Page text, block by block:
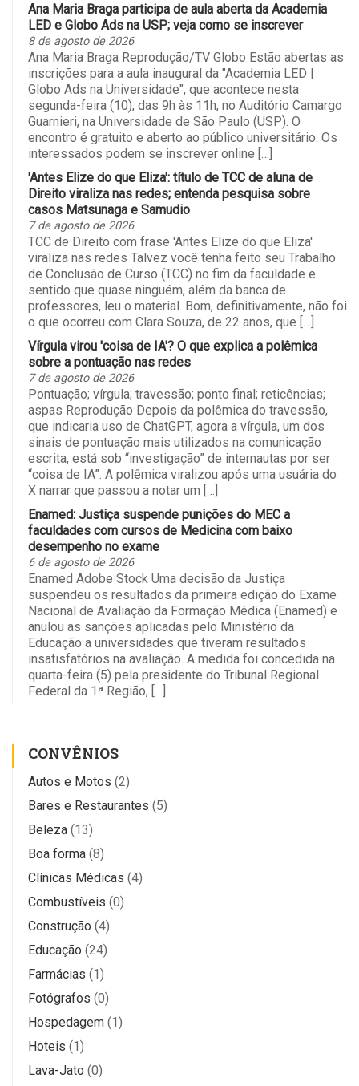
Ana Maria Braga participa de aula aberta da Academia
LED e Globo Ads na USP; veja como se inscrever
8 de agosto de 2026
Ana Maria Braga Reprodução/TV Globo Estão abertas as
inscrições para a aula inaugural da "Academia LED |
Globo Ads na Universidade", que acontece nesta
segunda-feira (10), das 9h às 11h, no Auditório Camargo
Guarnieri, na Universidade de São Paulo (USP). O
encontro é gratuito e aberto ao público universitário. Os
interessados podem se inscrever online […]
'Antes Elize do que Eliza': título de TCC de aluna de
Direito viraliza nas redes; entenda pesquisa sobre
casos Matsunaga e Samudio
7 de agosto de 2026
TCC de Direito com frase 'Antes Elize do que Eliza'
viraliza nas redes Talvez você tenha feito seu Trabalho
de Conclusão de Curso (TCC) no fim da faculdade e
sentido que quase ninguém, além da banca de
professores, leu o material. Bom, definitivamente, não foi
o que ocorreu com Clara Souza, de 22 anos, que […]
Vírgula virou 'coisa de IA'? O que explica a polêmica
sobre a pontuação nas redes
7 de agosto de 2026
Pontuação; vírgula; travessão; ponto final; reticências;
aspas Reprodução Depois da polêmica do travessão,
que indicaria uso de ChatGPT, agora a vírgula, um dos
sinais de pontuação mais utilizados na comunicação
escrita, está sob “investigação” de internautas por ser
“coisa de IA”. A polêmica viralizou após uma usuária do
X narrar que passou a notar um […]
Enamed: Justiça suspende punições do MEC a
faculdades com cursos de Medicina com baixo
desempenho no exame
6 de agosto de 2026
Enamed Adobe Stock Uma decisão da Justiça
suspendeu os resultados da primeira edição do Exame
Nacional de Avaliação da Formação Médica (Enamed) e
anulou as sanções aplicadas pelo Ministério da
Educação a universidades que tiveram resultados
insatisfatórios na avaliação. A medida foi concedida na
quarta-feira (5) pela presidente do Tribunal Regional
Federal da 1ª Região, […]
CONVÊNIOS
Autos e Motos (2)
Bares e Restaurantes (5)
Beleza (13)
Boa forma (8)
Clínicas Médicas (4)
Combustíveis (0)
Construção (4)
Educação (24)
Farmácias (1)
Fotógrafos (0)
Hospedagem (1)
Hoteis (1)
Lava-Jato (0)